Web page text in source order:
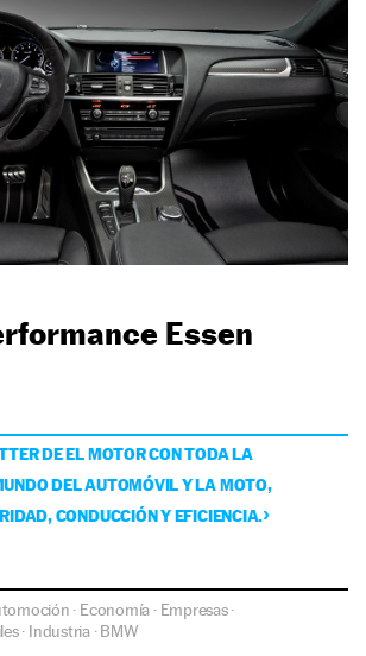
Essen
DE EL MOTOR CON TODA LA
DEL AUTOMÓVIL Y LA MOTO,
CONDUCCIÓN Y EFICIENCIA.
· Economía · Empresas·
· Industria·BMW